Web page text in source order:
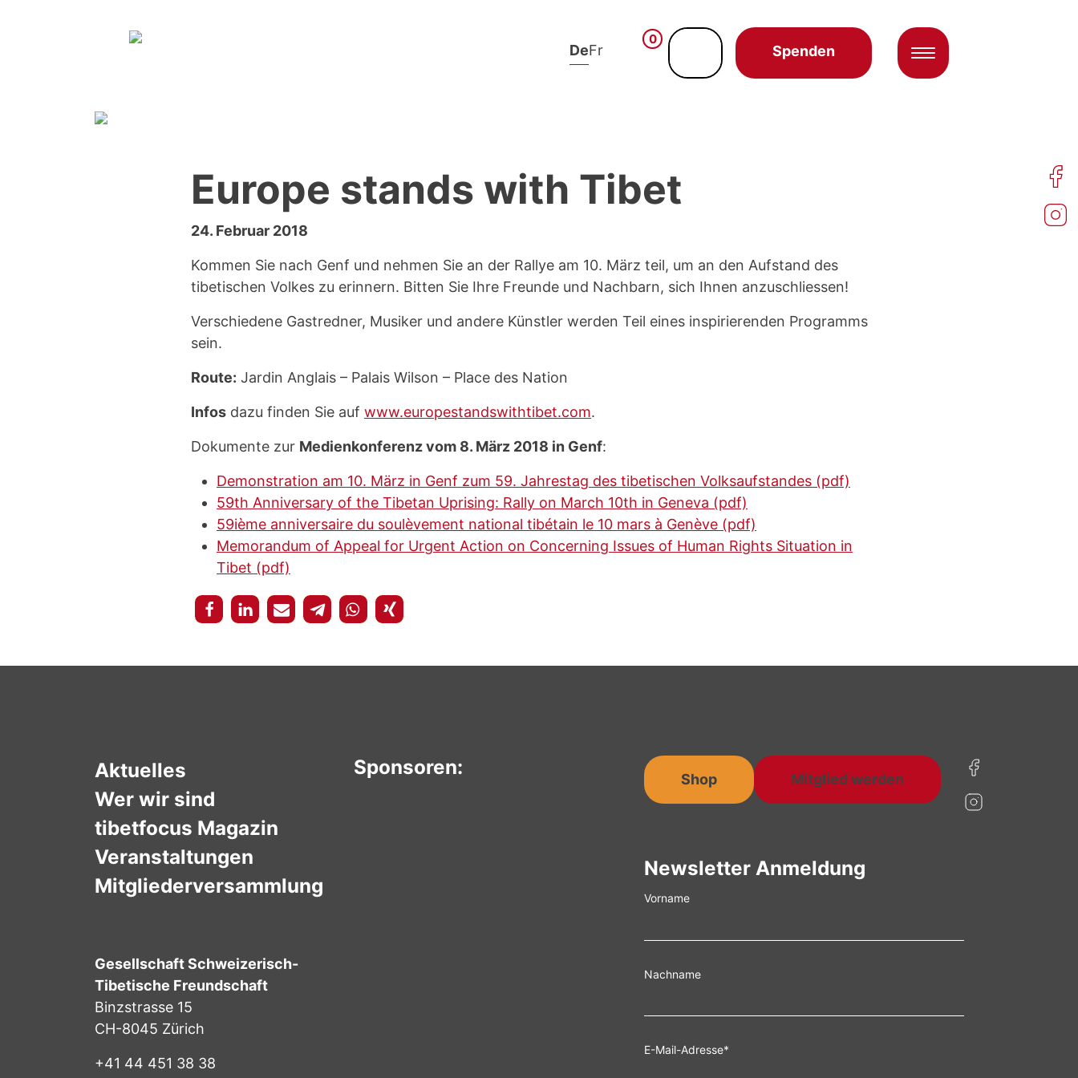
Zum Inhalt springen
DeFr
0
Spenden
Europe stands with Tibet
24. Februar 2018
Kommen Sie nach Genf und nehmen Sie an der Rallye am 10. März teil, um an den Aufstand des
tibetischen Volkes zu erinnern. Bitten Sie Ihre Freunde und Nachbarn, sich Ihnen anzuschliessen!
Verschiedene Gastredner, Musiker und andere Künstler werden Teil eines inspirierenden Programms
sein.
Route: Jardin Anglais – Palais Wilson – Place des Nation
Infos dazu finden Sie auf www.europestandswithtibet.com.
Dokumente zur Medienkonferenz vom 8. März 2018 in Genf:
Demonstration am 10. März in Genf zum 59. Jahrestag des tibetischen Volksaufstandes (pdf)
59th Anniversary of the Tibetan Uprising: Rally on March 10th in Geneva (pdf)
59ième anniversaire du soulèvement national tibétain le 10 mars à Genève (pdf)
Memorandum of Appeal for Urgent Action on Concerning Issues of Human Rights Situation in
Tibet (pdf)
Aktuelles
Wer wir sind
tibetfocus Magazin
Veranstaltungen
Mitgliederversammlung
Gesellschaft Schweizerisch-
Tibetische Freundschaft
Binzstrasse 15
CH-8045 Zürich
+41 44 451 38 38
Sponsoren:
Shop Mitglied werden
Newsletter Anmeldung
Vorname
Nachname
E-Mail-Adresse*